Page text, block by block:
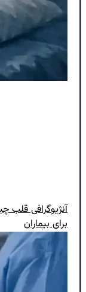
آنژیوگرافی
برای بیماران